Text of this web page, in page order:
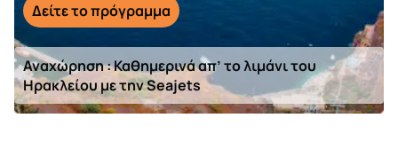
Δείτε το πρόγραμμα
Αναχώρηση : Καθημερινά απ’ το λιμάνι του
Ηρακλείου με την Seajets